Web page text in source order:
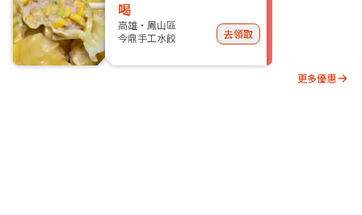
喝
高雄・鳳山區
今鼎手工水餃
去領取
更多優惠